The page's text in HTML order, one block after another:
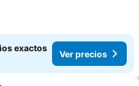
exactos
Ver precios